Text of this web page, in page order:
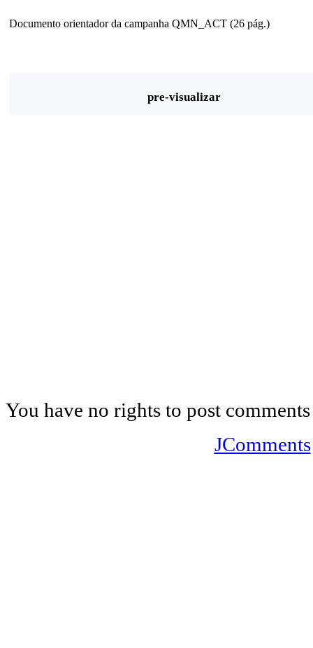
Documento orientador da campanha QMN_ACT (26 pág.)
pre-visualizar
You have no rights to post comments
JComments